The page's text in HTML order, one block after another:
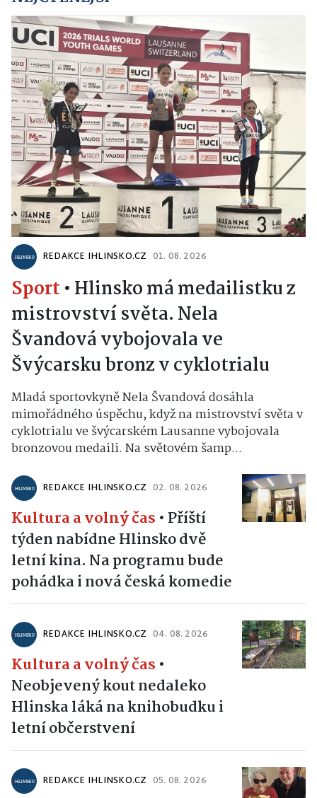
REDAKCE IHLINSKO.CZ 01. 08. 2026
Sport • Hlinsko má medailistku z
mistrovství světa. Nela
Švandová vybojovala ve
Švýcarsku bronz v cyklotrialu
Mladá sportovkyně Nela Švandová dosáhla
mimořádného úspěchu, když na mistrovství světa v
cyklotrialu ve švýcarském Lausanne vybojovala
bronzovou medaili. Na světovém šamp...
REDAKCE IHLINSKO.CZ 02. 08. 2026
Kultura a volný čas • Příští
týden nabídne Hlinsko dvě
letní kina. Na programu bude
pohádka i nová česká komedie
REDAKCE IHLINSKO.CZ 04. 08. 2026
Kultura a volný čas •
Neobjevený kout nedaleko
Hlinska láká na knihobudku i
letní občerstvení
REDAKCE IHLINSKO.CZ 05. 08. 2026